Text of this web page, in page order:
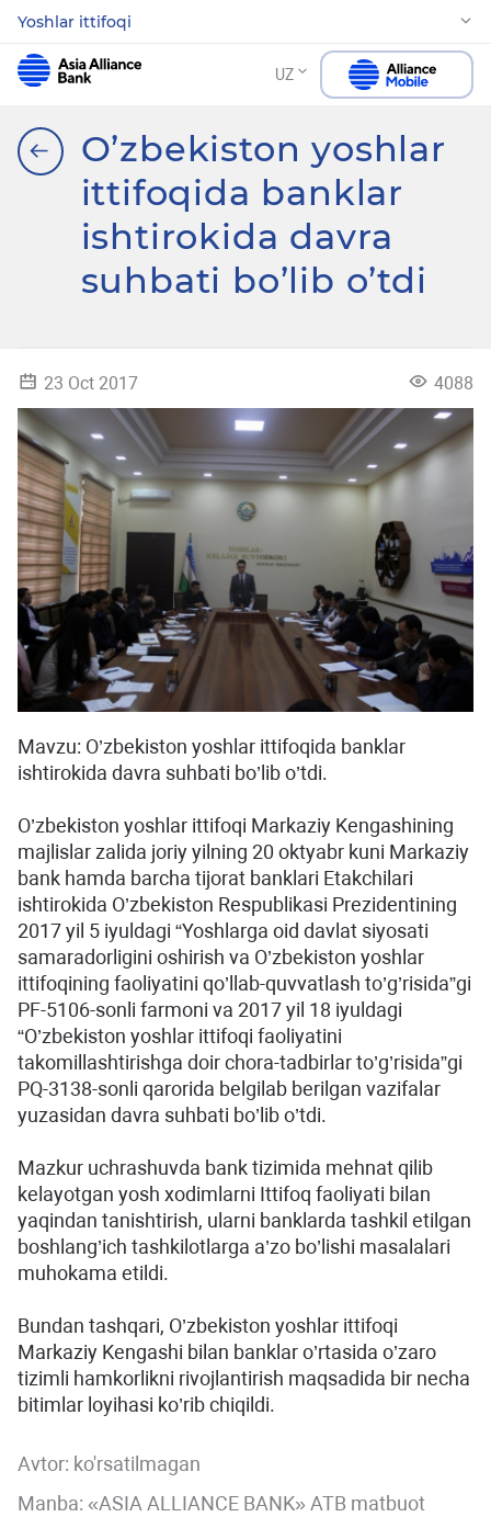
Yoshlar ittifoqi
UZ
O’zbekiston yoshlar
ittifoqida banklar
ishtirokida davra
suhbati bo’lib o’tdi
23 Oct 2017 4088
Mavzu: O’zbekiston yoshlar ittifoqida banklar
ishtirokida davra suhbati bo’lib o’tdi.
O’zbekiston yoshlar ittifoqi Markaziy Kengashining
majlislar zalida joriy yilning 20 oktyabr kuni Markaziy
bank hamda barcha tijorat banklari Etakchilari
ishtirokida O’zbekiston Respublikasi Prezidentining
2017 yil 5 iyuldagi “Yoshlarga oid davlat siyosati
samaradorligini oshirish va O’zbekiston yoshlar
ittifoqining faoliyatini qo’llab-quvvatlash to’g’risida”gi
PF-5106-sonli farmoni va 2017 yil 18 iyuldagi
“O’zbekiston yoshlar ittifoqi faoliyatini
takomillashtirishga doir chora-tadbirlar to’g’risida”gi
PQ-3138-sonli qarorida belgilab berilgan vazifalar
yuzasidan davra suhbati bo’lib o’tdi.
Mazkur uchrashuvda bank tizimida mehnat qilib
kelayotgan yosh xodimlarni Ittifoq faoliyati bilan
yaqindan tanishtirish, ularni banklarda tashkil etilgan
boshlang’ich tashkilotlarga a’zo bo’lishi masalalari
muhokama etildi.
Bundan tashqari, O’zbekiston yoshlar ittifoqi
Markaziy Kengashi bilan banklar o’rtasida o’zaro
tizimli hamkorlikni rivojlantirish maqsadida bir necha
bitimlar loyihasi ko’rib chiqildi.
Avtor: ko'rsatilmagan
Manba: «ASIA ALLIANCE BANK» ATB matbuot